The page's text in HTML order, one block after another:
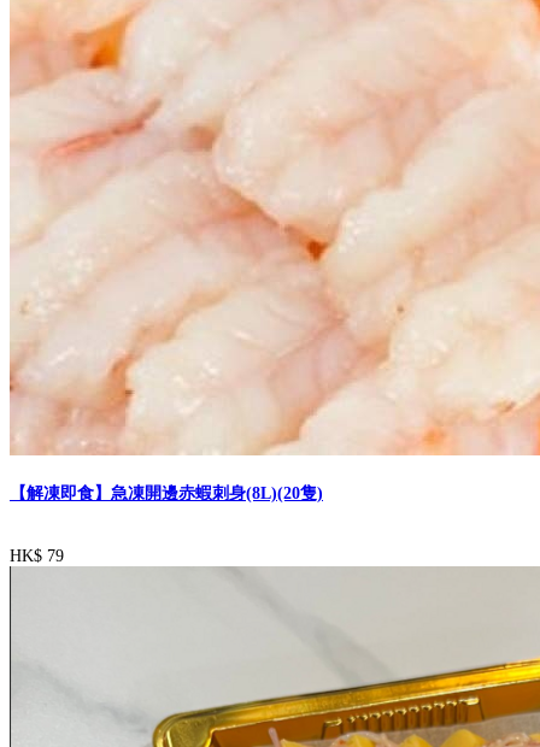
【解凍即食】急凍開邊赤蝦刺身(8L)(20隻)
HK$ 79